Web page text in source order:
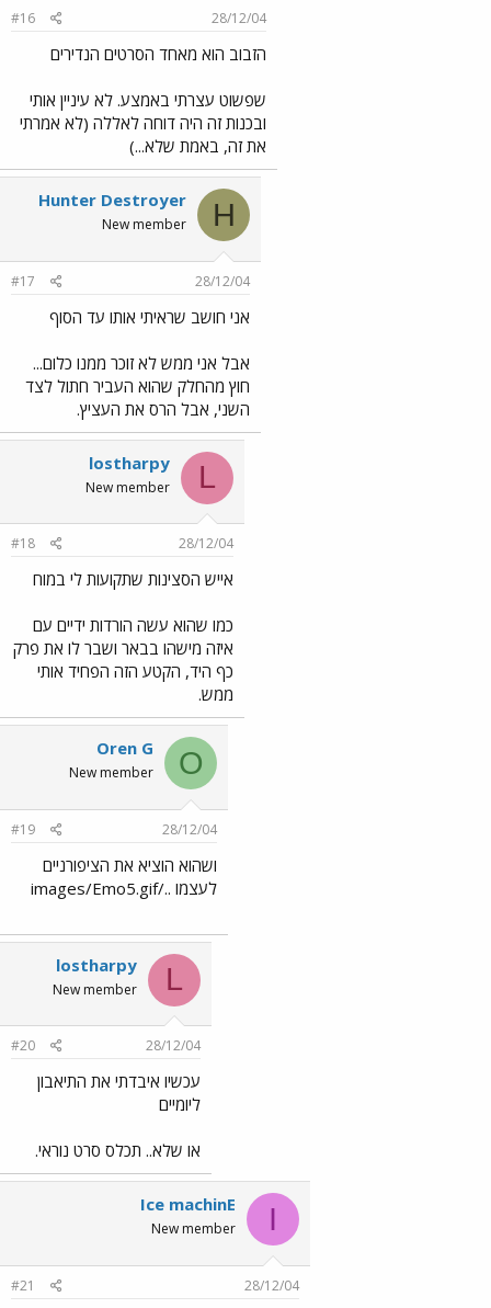
28/12/04
#16
הזבוב הוא מאחד הסרטים הנדירים
שפשוט עצרתי באמצע. לא עיניין אותי
ובכנות זה היה דוחה לאללה (לא אמרתי
את זה, באמת שלא...)
H
Hunter Destroyer
New member
28/12/04
#17
אני חושב שראיתי אותו עד הסוף
אבל אני ממש לא זוכר ממנו כלום...
חוץ מהחלק שהוא העביר חתול לצד
השני, אבל הרס את העציץ.
L
lostharpy
New member
28/12/04
#18
אייש הסצינות שתקועות לי במוח
כמו שהוא עשה הורדות ידיים עם
איזה מישהו בבאר ושבר לו את פרק
כף היד, הקטע הזה הפחיד אותי
ממש.
O
Oren G
New member
28/12/04
#19
ושהוא הוציא את הציפורניים
לעצמו ../images/Emo5.gif
L
lostharpy
New member
28/12/04
#20
עכשיו איבדתי את התיאבון
ליומיים
או שלא.. תכלס סרט נוראי.
I
Ice machinE
New member
28/12/04
#21